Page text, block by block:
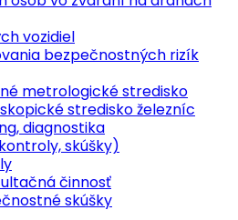
vozidiel
bezpečnostných rizík
metrologické stredisko
stredisko železníc
diagnostika
skúšky)
činnosť
skúšky